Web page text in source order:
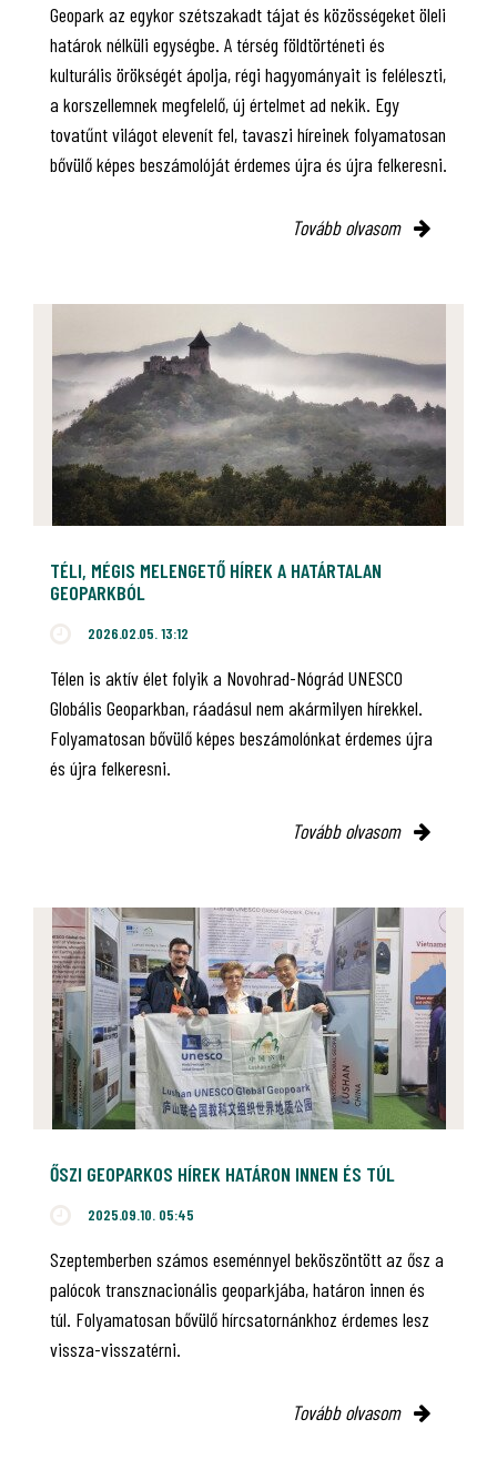
Geopark az egykor szétszakadt tájat és közösségeket öleli
határok nélküli egységbe. A térség földtörténeti és
kulturális örökségét ápolja, régi hagyományait is feléleszti,
a korszellemnek megfelelő, új értelmet ad nekik. Egy
tovatűnt világot elevenít fel, tavaszi híreinek folyamatosan
bővülő képes beszámolóját érdemes újra és újra felkeresni.
Tovább olvasom
TÉLI, MÉGIS MELENGETŐ HÍREK A HATÁRTALAN
GEOPARKBÓL
2026.02.05. 13:12
Télen is aktív élet folyik a Novohrad-Nógrád UNESCO
Globális Geoparkban, ráadásul nem akármilyen hírekkel.
Folyamatosan bővülő képes beszámolónkat érdemes újra
és újra felkeresni.
Tovább olvasom
ŐSZI GEOPARKOS HÍREK HATÁRON INNEN ÉS TÚL
2025.09.10. 05:45
Szeptemberben számos eseménnyel beköszöntött az ősz a
palócok transznacionális geoparkjába, határon innen és
túl. Folyamatosan bővülő hírcsatornánkhoz érdemes lesz
vissza-visszatérni.
Tovább olvasom